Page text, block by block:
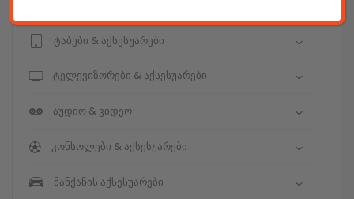
ტაბები & აქსესუარები
ტელევიზორები & აქსესუარები
აუდიო & ვიდეო
კონსოლები & აქსესუარები
მანქანის აქსესუარები